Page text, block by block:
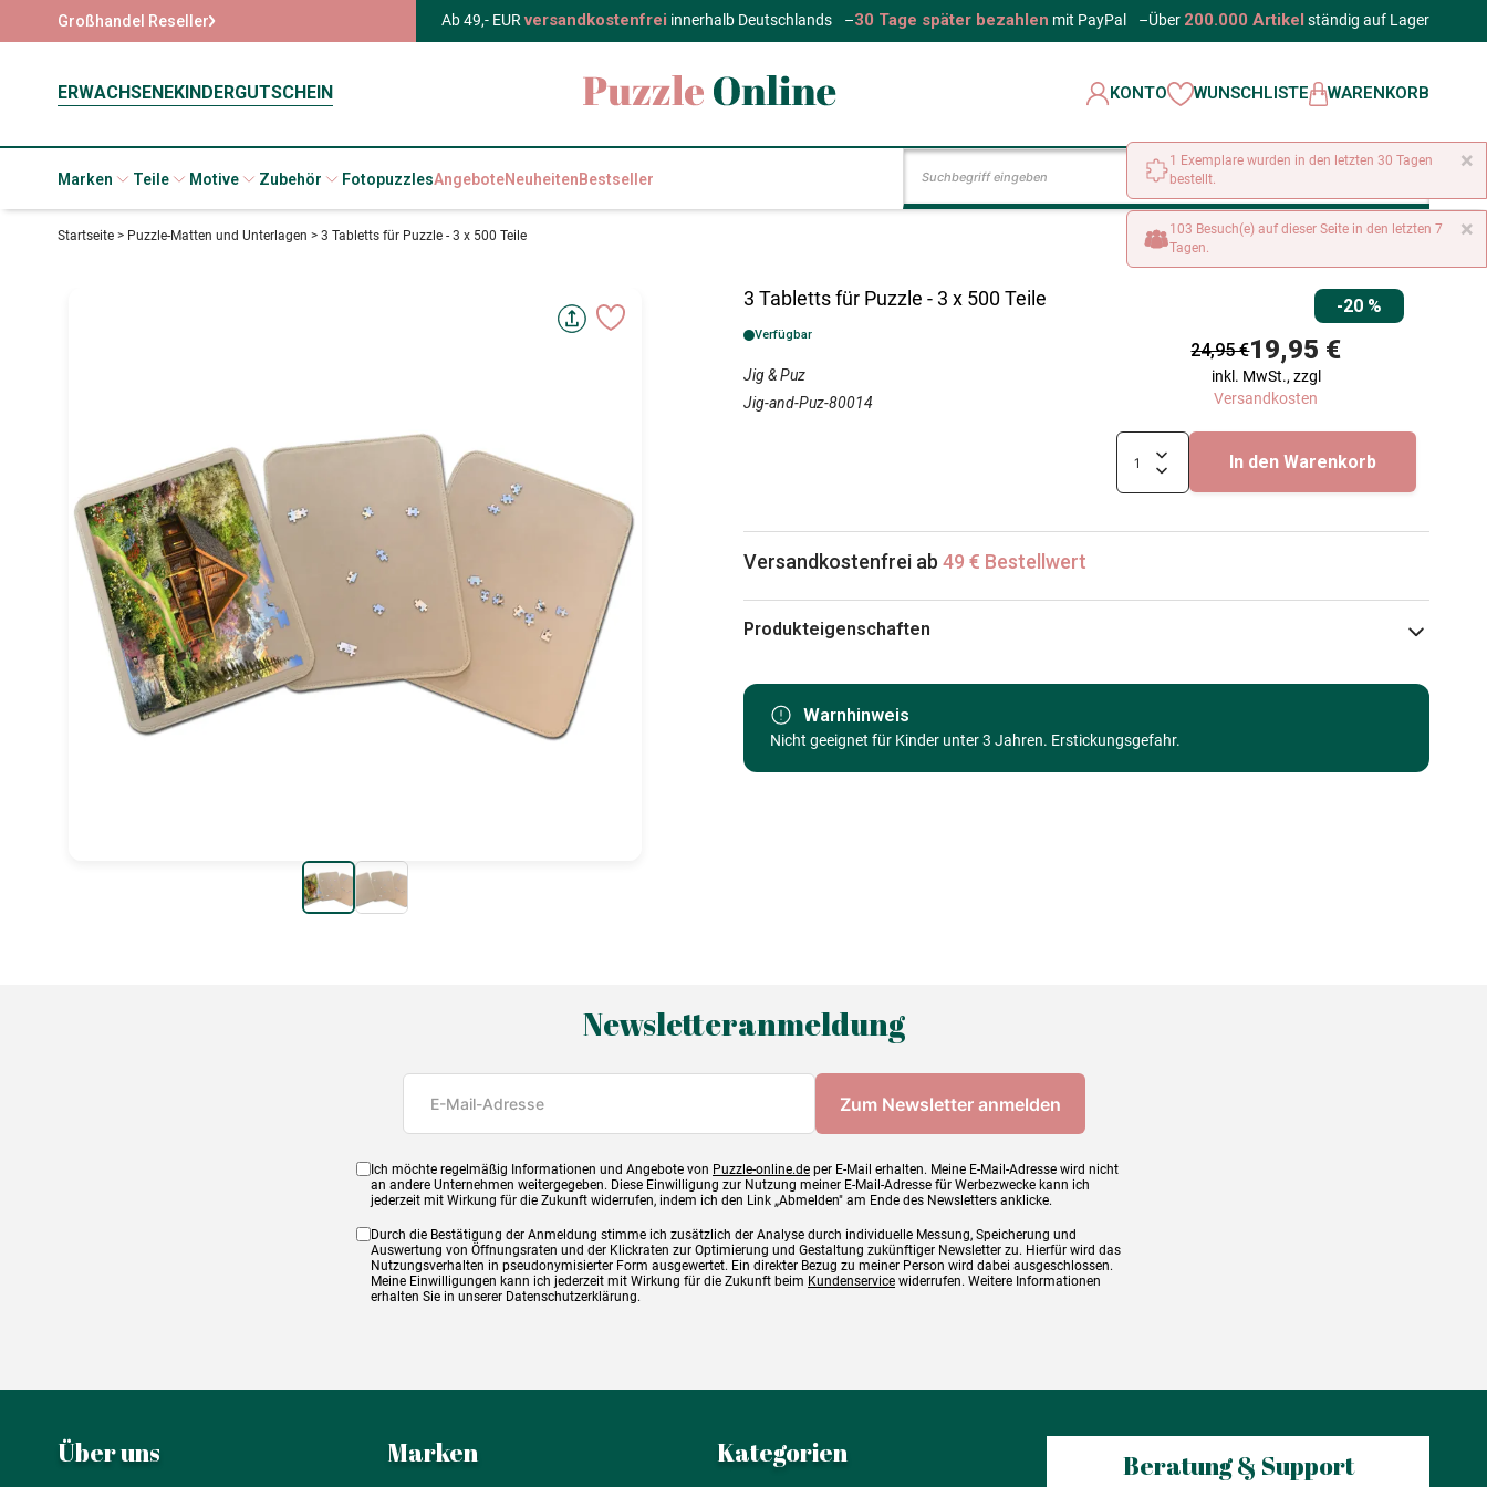
Großhandel Reseller Ab 49,- EURversandkostenfrei innerhalb Deutschlands –30 Tage später bezahlen mit PayPal –Über 200.000 Artikel ständig auf Lager
ERWACHSENEKINDERGUTSCHEIN KONTO WUNSCHLISTE WARENKORB
Marken Teile Motive Zubehör FotopuzzlesAngeboteNeuheitenBestseller
Startseite > Puzzle-Matten und Unterlagen > 3 Tabletts für Puzzle - 3 x 500 Teile
3 Tabletts für Puzzle - 3 x 500 Teile
Verfügbar
Jig & Puz
Jig-and-Puz-80014
-20 %
24,95 €19,95 €
inkl. MwSt., zzgl
Versandkosten
In den Warenkorb
Versandkostenfrei ab 49 € Bestellwert
Produkteigenschaften
Kategorie
Puzzle für Erwachsene (500 bis 48000 Teile)
Warnhinweis
Nicht geeignet für Kinder unter 3 Jahren. Erstickungsgefahr.
Newsletteranmeldung
Ich möchte regelmäßig Informationen und Angebote von Puzzle-online.de per E-Mail erhalten. Meine E-Mail-Adresse wird nicht
an andere Unternehmen weitergegeben. Diese Einwilligung zur Nutzung meiner E-Mail-Adresse für Werbezwecke kann ich
jederzeit mit Wirkung für die Zukunft widerrufen, indem ich den Link „Abmelden" am Ende des Newsletters anklicke.
Durch die Bestätigung der Anmeldung stimme ich zusätzlich der Analyse durch individuelle Messung, Speicherung und
Auswertung von Öffnungsraten und der Klickraten zur Optimierung und Gestaltung zukünftiger Newsletter zu. Hierfür wird das
Nutzungsverhalten in pseudonymisierter Form ausgewertet. Ein direkter Bezug zu meiner Person wird dabei ausgeschlossen.
Meine Einwilligungen kann ich jederzeit mit Wirkung für die Zukunft beim Kundenservice widerrufen. Weitere Informationen
erhalten Sie in unserer Datenschutzerklärung.
Über uns Marken Kategorien Beratung & Support
×
1 Exemplare wurden in den letzten 30 Tagen
bestellt.
×
103 Besuch(e) auf dieser Seite in den letzten 7
Tagen.